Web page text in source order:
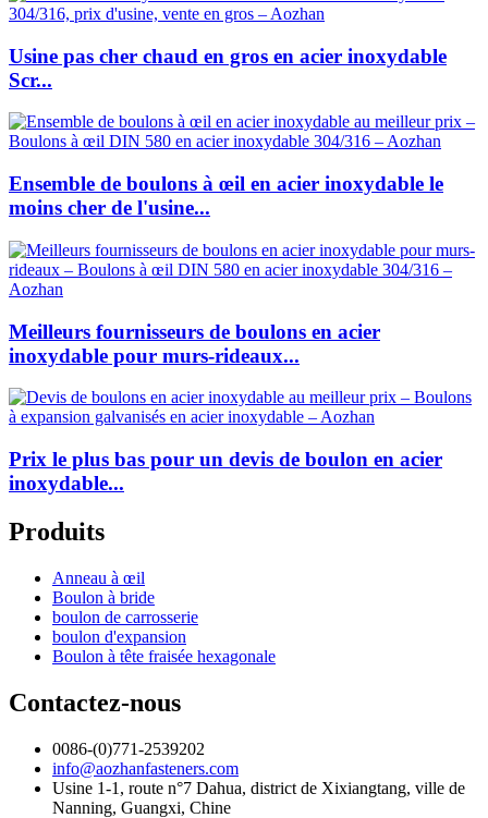
Usine pas cher chaud en gros en acier inoxydable
Scr...
Ensemble de boulons à œil en acier inoxydable le
moins cher de l'usine...
Meilleurs fournisseurs de boulons en acier
inoxydable pour murs-rideaux...
Prix le plus bas pour un devis de boulon en acier
inoxydable...
Produits
Anneau à œil
Boulon à bride
boulon de carrosserie
boulon d'expansion
Boulon à tête fraisée hexagonale
Contactez-nous
0086-(0)771-2539202
info@aozhanfasteners.com
Usine 1-1, route n°7 Dahua, district de Xixiangtang, ville de
Nanning, Guangxi, Chine